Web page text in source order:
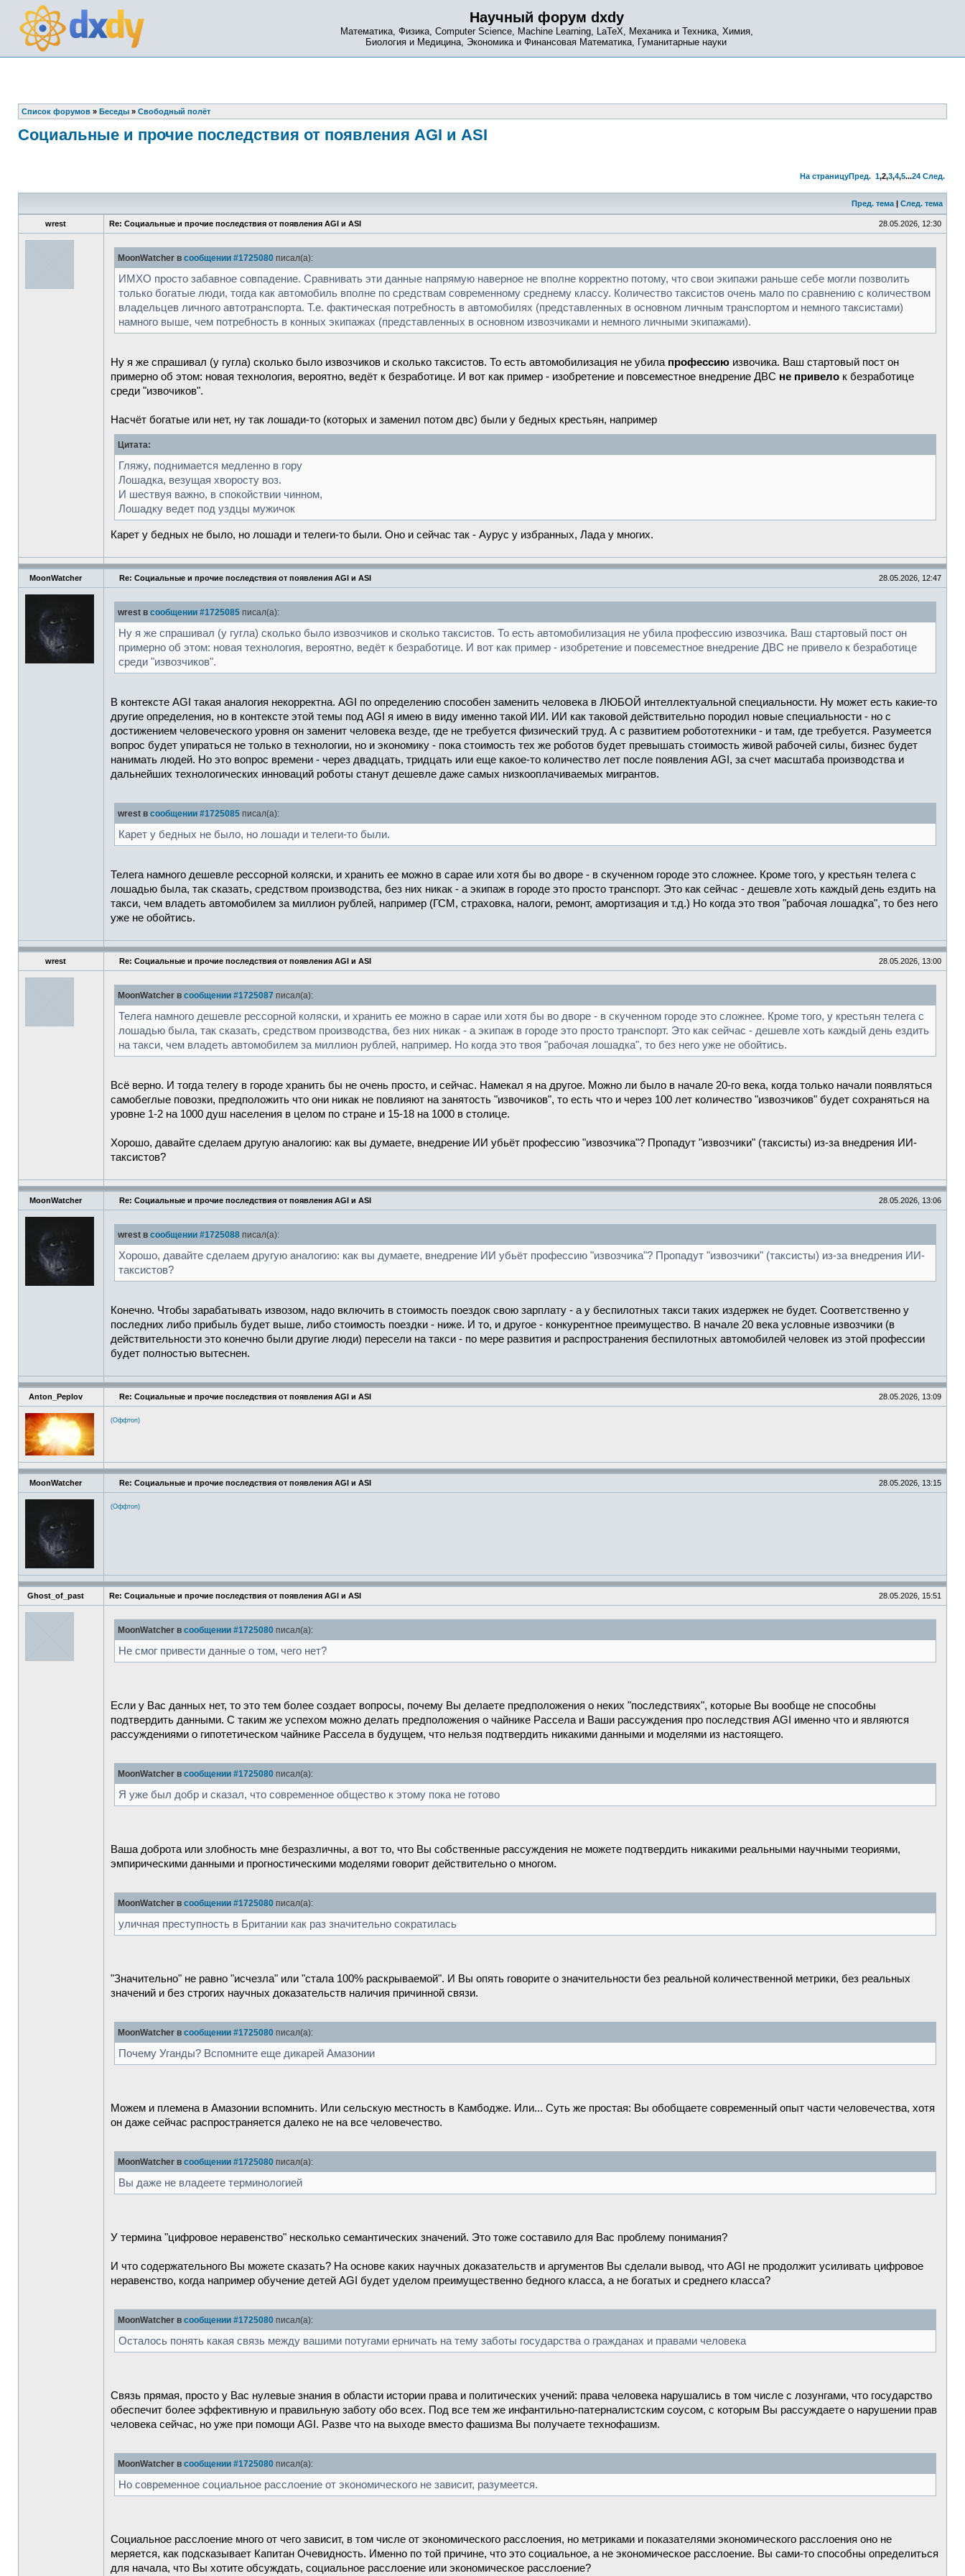
Научный форум dxdy
Математика, Физика, Computer Science, Machine Learning, LaTeX, Механика и Техника, Химия,
Биология и Медицина, Экономика и Финансовая Математика, Гуманитарные науки
Список форумов » Беседы » Свободный полёт
Социальные и прочие последствия от появления AGI и ASI
На страницуПред. 1,2,3,4,5...24 След.
Пред. тема | След. тема
wrest Re: Социальные и прочие последствия от появления AGI и ASI 28.05.2026, 12:30
MoonWatcher в сообщении #1725080 писал(а):
ИМХО просто забавное совпадение. Сравнивать эти данные напрямую наверное не вполне корректно потому, что свои экипажи раньше себе могли позволить
только богатые люди, тогда как автомобиль вполне по средствам современному среднему классу. Количество таксистов очень мало по сравнению с количеством
владельцев личного автотранспорта. Т.е. фактическая потребность в автомобилях (представленных в основном личным транспортом и немного таксистами)
намного выше, чем потребность в конных экипажах (представленных в основном извозчиками и немного личными экипажами).
Ну я же спрашивал (у гугла) сколько было извозчиков и сколько таксистов. То есть автомобилизация не убила профессию извочика. Ваш стартовый пост он
примерно об этом: новая технология, вероятно, ведёт к безработице. И вот как пример - изобретение и повсеместное внедрение ДВС не привело к безработице
среди "извочиков".
Насчёт богатые или нет, ну так лошади-то (которых и заменил потом двс) были у бедных крестьян, например
Цитата:
Гляжу, поднимается медленно в гору
Лошадка, везущая хворосту воз.
И шествуя важно, в спокойствии чинном,
Лошадку ведет под уздцы мужичок
Карет у бедных не было, но лошади и телеги-то были. Оно и сейчас так - Аурус у избранных, Лада у многих.
MoonWatcher Re: Социальные и прочие последствия от появления AGI и ASI 28.05.2026, 12:47
wrest в сообщении #1725085 писал(а):
Ну я же спрашивал (у гугла) сколько было извозчиков и сколько таксистов. То есть автомобилизация не убила профессию извозчика. Ваш стартовый пост он
примерно об этом: новая технология, вероятно, ведёт к безработице. И вот как пример - изобретение и повсеместное внедрение ДВС не привело к безработице
среди "извозчиков".
В контексте AGI такая аналогия некорректна. AGI по определению способен заменить человека в ЛЮБОЙ интеллектуальной специальности. Ну может есть какие-то
другие определения, но в контексте этой темы под AGI я имею в виду именно такой ИИ. ИИ как таковой действительно породил новые специальности - но с
достижением человеческого уровня он заменит человека везде, где не требуется физический труд. А с развитием робототехники - и там, где требуется. Разумеется
вопрос будет упираться не только в технологии, но и экономику - пока стоимость тех же роботов будет превышать стоимость живой рабочей силы, бизнес будет
нанимать людей. Но это вопрос времени - через двадцать, тридцать или еще какое-то количество лет после появления AGI, за счет масштаба производства и
дальнейших технологических инноваций роботы станут дешевле даже самых низкооплачиваемых мигрантов.
wrest в сообщении #1725085 писал(а):
Карет у бедных не было, но лошади и телеги-то были.
Телега намного дешевле рессорной коляски, и хранить ее можно в сарае или хотя бы во дворе - в скученном городе это сложнее. Кроме того, у крестьян телега с
лошадью была, так сказать, средством производства, без них никак - а экипаж в городе это просто транспорт. Это как сейчас - дешевле хоть каждый день ездить на
такси, чем владеть автомобилем за миллион рублей, например (ГСМ, страховка, налоги, ремонт, амортизация и т.д.) Но когда это твоя "рабочая лошадка", то без него
уже не обойтись.
wrest Re: Социальные и прочие последствия от появления AGI и ASI 28.05.2026, 13:00
MoonWatcher в сообщении #1725087 писал(а):
Телега намного дешевле рессорной коляски, и хранить ее можно в сарае или хотя бы во дворе - в скученном городе это сложнее. Кроме того, у крестьян телега с
лошадью была, так сказать, средством производства, без них никак - а экипаж в городе это просто транспорт. Это как сейчас - дешевле хоть каждый день ездить
на такси, чем владеть автомобилем за миллион рублей, например. Но когда это твоя "рабочая лошадка", то без него уже не обойтись.
Всё верно. И тогда телегу в городе хранить бы не очень просто, и сейчас. Намекал я на другое. Можно ли было в начале 20-го века, когда только начали появляться
самобеглые повозки, предположить что они никак не повлияют на занятость "извочиков", то есть что и через 100 лет количество "извозчиков" будет сохраняться на
уровне 1-2 на 1000 душ населения в целом по стране и 15-18 на 1000 в столице.
Хорошо, давайте сделаем другую аналогию: как вы думаете, внедрение ИИ убьёт профессию "извозчика"? Пропадут "извозчики" (таксисты) из-за внедрения ИИ-
таксистов?
MoonWatcher Re: Социальные и прочие последствия от появления AGI и ASI 28.05.2026, 13:06
wrest в сообщении #1725088 писал(а):
Хорошо, давайте сделаем другую аналогию: как вы думаете, внедрение ИИ убьёт профессию "извозчика"? Пропадут "извозчики" (таксисты) из-за внедрения ИИ-
таксистов?
Конечно. Чтобы зарабатывать извозом, надо включить в стоимость поездок свою зарплату - а у беспилотных такси таких издержек не будет. Соответственно у
последних либо прибыль будет выше, либо стоимость поездки - ниже. И то, и другое - конкурентное преимущество. В начале 20 века условные извозчики (в
действительности это конечно были другие люди) пересели на такси - по мере развития и распространения беспилотных автомобилей человек из этой профессии
будет полностью вытеснен.
Anton_Peplov Re: Социальные и прочие последствия от появления AGI и ASI 28.05.2026, 13:09
(Оффтоп)
MoonWatcher Re: Социальные и прочие последствия от появления AGI и ASI 28.05.2026, 13:15
(Оффтоп)
Ghost_of_past Re: Социальные и прочие последствия от появления AGI и ASI 28.05.2026, 15:51
MoonWatcher в сообщении #1725080 писал(а):
Не смог привести данные о том, чего нет?
Если у Вас данных нет, то это тем более создает вопросы, почему Вы делаете предположения о неких "последствиях", которые Вы вообще не способны
подтвердить данными. С таким же успехом можно делать предположения о чайнике Рассела и Ваши рассуждения про последствия AGI именно что и являются
рассуждениями о гипотетическом чайнике Рассела в будущем, что нельзя подтвердить никакими данными и моделями из настоящего.
MoonWatcher в сообщении #1725080 писал(а):
Я уже был добр и сказал, что современное общество к этому пока не готово
Ваша доброта или злобность мне безразличны, а вот то, что Вы собственные рассуждения не можете подтвердить никакими реальными научными теориями,
эмпирическими данными и прогностическими моделями говорит действительно о многом.
MoonWatcher в сообщении #1725080 писал(а):
уличная преступность в Британии как раз значительно сократилась
"Значительно" не равно "исчезла" или "стала 100% раскрываемой". И Вы опять говорите о значительности без реальной количественной метрики, без реальных
значений и без строгих научных доказательств наличия причинной связи.
MoonWatcher в сообщении #1725080 писал(а):
Почему Уганды? Вспомните еще дикарей Амазонии
Можем и племена в Амазонии вспомнить. Или сельскую местность в Камбодже. Или... Суть же простая: Вы обобщаете современный опыт части человечества, хотя
он даже сейчас распространяется далеко не на все человечество.
MoonWatcher в сообщении #1725080 писал(а):
Вы даже не владеете терминологией
У термина "цифровое неравенство" несколько семантических значений. Это тоже составило для Вас проблему понимания?
И что содержательного Вы можете сказать? На основе каких научных доказательств и аргументов Вы сделали вывод, что AGI не продолжит усиливать цифровое
неравенство, когда например обучение детей AGI будет уделом преимущественно бедного класса, а не богатых и среднего класса?
MoonWatcher в сообщении #1725080 писал(а):
Осталось понять какая связь между вашими потугами ерничать на тему заботы государства о гражданах и правами человека
Связь прямая, просто у Вас нулевые знания в области истории права и политических учений: права человека нарушались в том числе с лозунгами, что государство
обеспечит более эффективную и правильную заботу обо всех. Под все тем же инфантильно-патерналистским соусом, с которым Вы рассуждаете о нарушении прав
человека сейчас, но уже при помощи AGI. Разве что на выходе вместо фашизма Вы получаете технофашизм.
MoonWatcher в сообщении #1725080 писал(а):
Но современное социальное расслоение от экономического не зависит, разумеется.
Социальное расслоение много от чего зависит, в том числе от экономического расслоения, но метриками и показателями экономического расслоения оно не
меряется, как подсказывает Капитан Очевидность. Именно по той причине, что это социальное, а не экономическое расслоение. Вы сами-то способны определиться
для начала, что Вы хотите обсуждать, социальное расслоение или экономическое расслоение?